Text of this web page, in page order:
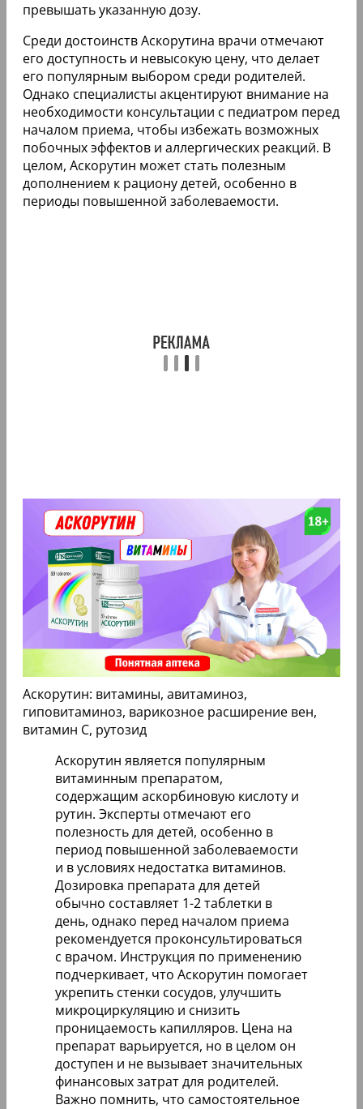
превышать указанную дозу.
Среди достоинств Аскорутина врачи отмечают
его доступность и невысокую цену, что делает
его популярным выбором среди родителей.
Однако специалисты акцентируют внимание на
необходимости консультации с педиатром перед
началом приема, чтобы избежать возможных
побочных эффектов и аллергических реакций. В
целом, Аскорутин может стать полезным
дополнением к рациону детей, особенно в
периоды повышенной заболеваемости.
Аскорутин: витамины, авитаминоз,
гиповитаминоз, варикозное расширение вен,
витамин С, рутозид
Аскорутин является популярным
витаминным препаратом,
содержащим аскорбиновую кислоту и
рутин. Эксперты отмечают его
полезность для детей, особенно в
период повышенной заболеваемости
и в условиях недостатка витаминов.
Дозировка препарата для детей
обычно составляет 1-2 таблетки в
день, однако перед началом приема
рекомендуется проконсультироваться
с врачом. Инструкция по применению
подчеркивает, что Аскорутин помогает
укрепить стенки сосудов, улучшить
микроциркуляцию и снизить
проницаемость капилляров. Цена на
препарат варьируется, но в целом он
доступен и не вызывает значительных
финансовых затрат для родителей.
Важно помнить, что самостоятельное